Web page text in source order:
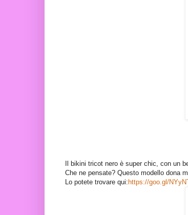
Il bikini tricot nero è super chic, con un
Che ne pensate? Questo modello dona
Lo potete trovare qui: https://goo.gl/